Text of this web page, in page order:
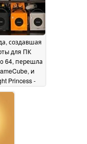
создавшая
для ПК
64, перешла
и
Princess -
очереди